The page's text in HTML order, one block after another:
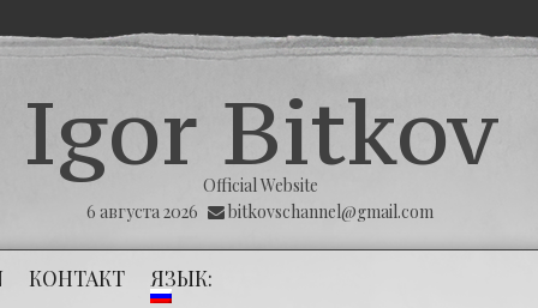
Igor Bitkov
Official Website
6 августа 2026
bitkovschannel@gmail.com
КОНТАКТ ЯЗЫК: